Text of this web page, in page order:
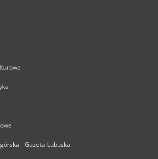
- Gazeta Lubuska